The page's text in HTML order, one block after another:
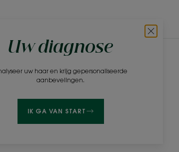
Uw diagnose
uw haar en krijg gepersonaliseerde
aanbevelingen.
IK GA VAN START
Nieuwsbrief
Wees als eerste op de hoogte van onze nieuwe
INSCHRIJVEN VOOR DE